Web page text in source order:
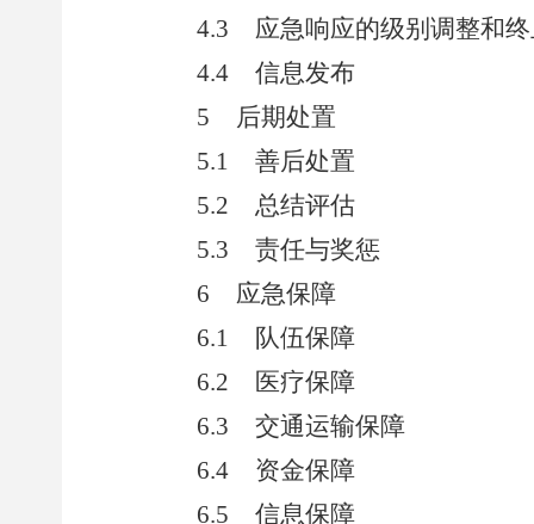
4.3
应急响应的级别调整和
4.4
信息发布
5 后期处置
5.1
善后处置
5.2
总结评估
5.3
责任与奖惩
6 应急保障
6.1
队伍保障
6.2
医疗保障
6.3
交通运输保障
6.4
资金保障
6.5
信息保障